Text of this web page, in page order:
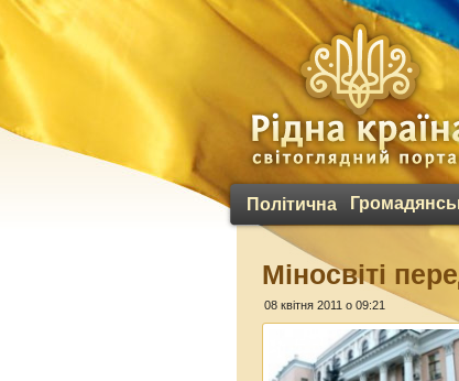
Політична
Міносвіті
08 квітня 2011 о 09:21